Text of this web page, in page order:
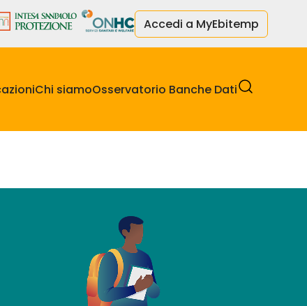
Accedi a MyEbitemp
Chi siamoOsservatorio Banche Dati